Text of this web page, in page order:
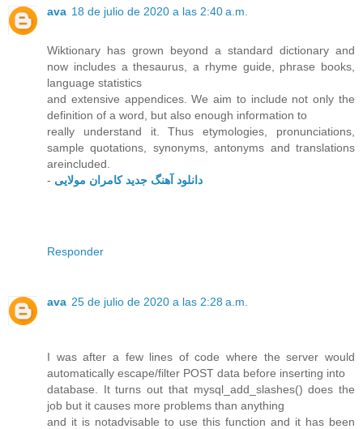
ava 18 de julio de 2020 a las 2:40 a.m.
Wiktionary has grown beyond a standard dictionary and
now includes a thesaurus, a rhyme guide, phrase books,
language statistics
and extensive appendices. We aim to include not only the
definition of a word, but also enough information to
really understand it. Thus etymologies, pronunciations,
sample quotations, synonyms, antonyms and translations
areincluded.
- دانلود آهنگ جدید کامران مولایی
Responder
ava 25 de julio de 2020 a las 2:28 a.m.
I was after a few lines of code where the server would
automatically escape/filter POST data before inserting into
database. It turns out that mysql_add_slashes() does the
job but it causes more problems than anything
and it is notadvisable to use this function and it has been